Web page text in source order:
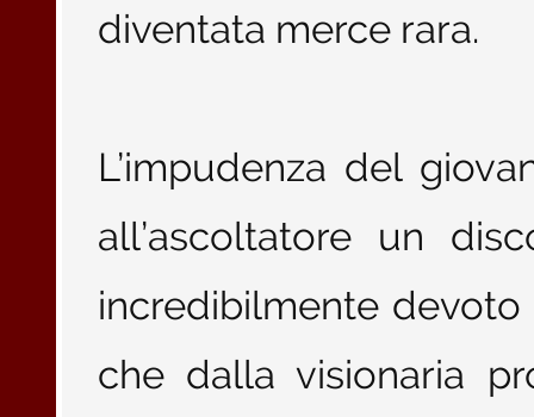
diventata merce rara.
L’impudenza del
all’ascoltatore un
incredibilmente
che dalla visionaria